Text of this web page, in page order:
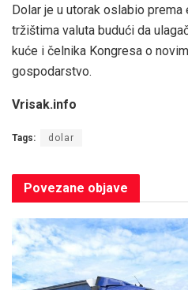
Dolar je u utorak oslabio prema
tržištima valuta budući da
kuće i čelnika Kongresa o
gospodarstvo.
Vrisak.info
Tags: dolar
Povezane objave